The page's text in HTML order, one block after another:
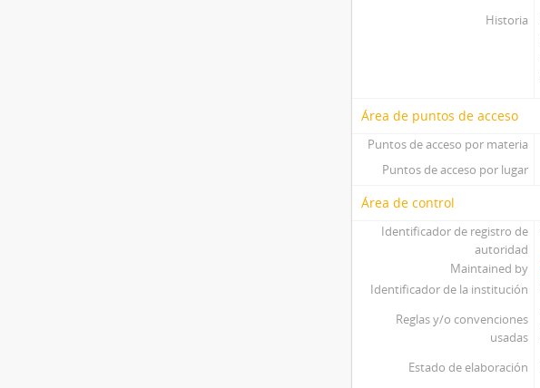
Historia
Área de puntos de acceso
Puntos de acceso por materia
Puntos de acceso por lugar
Área de control
Identificador de registro de
autoridad
Maintained by
Identificador de la institución
Reglas y/o convenciones
usadas
Estado de elaboración